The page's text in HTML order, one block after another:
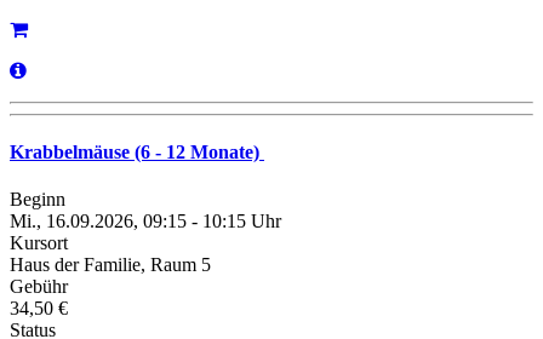
Krabbelmäuse (6 - 12 Monate)
Beginn
Mi., 16.09.2026, 09:15 - 10:15 Uhr
Kursort
Haus der Familie, Raum 5
Gebühr
34,50 €
Status